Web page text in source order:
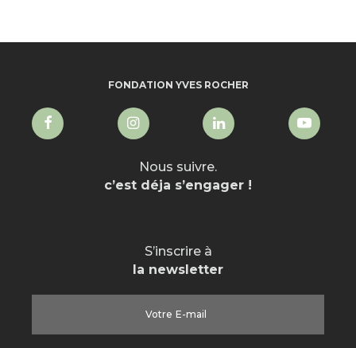
FONDATION YVES ROCHER
Nous suivre.
c’est déja s’engager !
S’inscrire à
la newsletter